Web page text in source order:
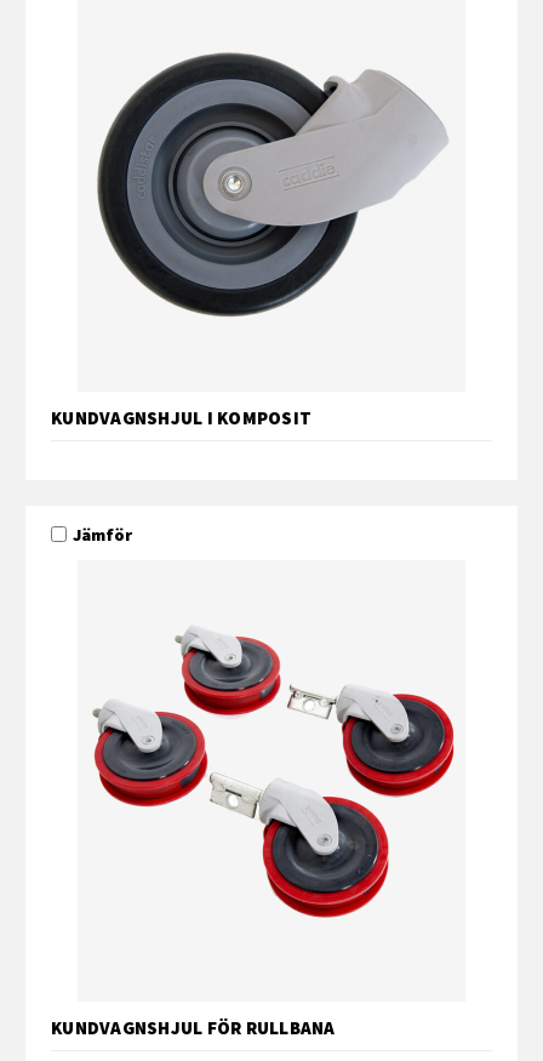
KUNDVAGNSHJUL I KOMPOSIT
Jämför
KUNDVAGNSHJUL FÖR RULLBANA